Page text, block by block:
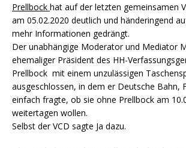
Prellbock hat auf der letzten gemeinsamen
am 05.02.2020 deutlich und händeringend
mehr Informationen gedrängt.
Der unabhängige Moderator und Mediator
ehemaliger Präsident des HH-
Prellbock mit einem unzulässigen
ausgeschlossen, in dem er Deutsche Bahn,
einfach fragte, ob sie ohne Prellbock am
weitertagen wollen.
Selbst der VCD sagte Ja dazu.